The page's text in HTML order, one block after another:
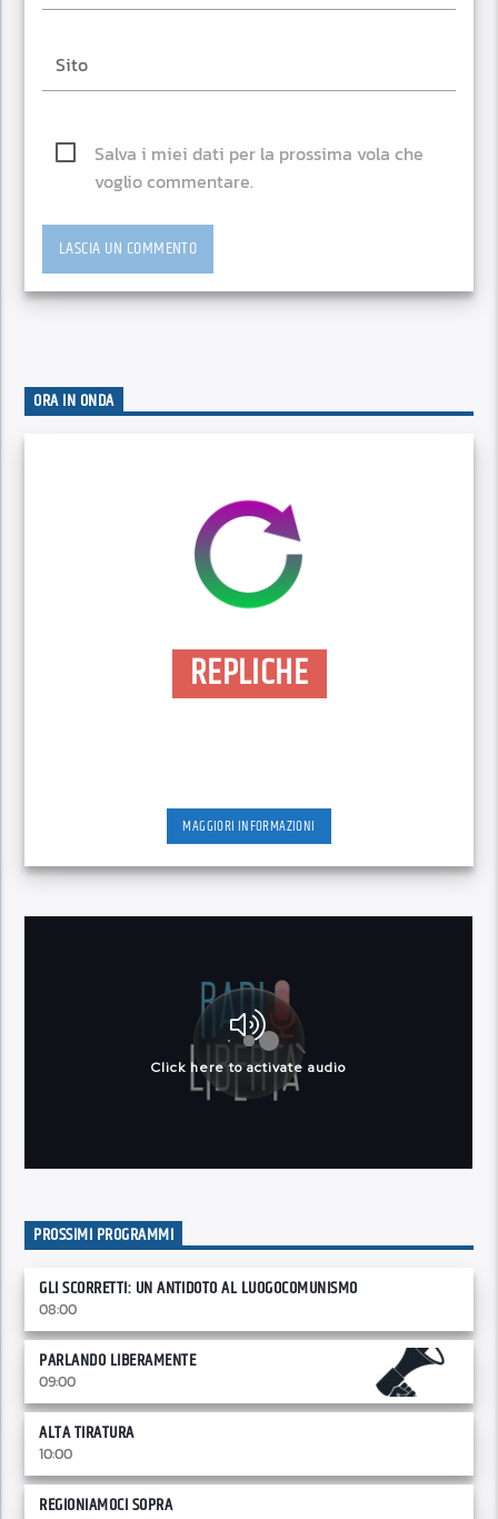
Salva i miei dati per la prossima vola che
voglio commentare.
ORA IN ONDA
REPLICHE
MAGGIORI INFORMAZIONI
PROSSIMI PROGRAMMI
GLI SCORRETTI: UN ANTIDOTO AL LUOGOCOMUNISMO
08:00
PARLANDO LIBERAMENTE
09:00
ALTA TIRATURA
10:00
REGIONIAMOCI SOPRA